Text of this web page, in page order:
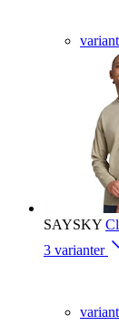
SAYSKY
3 varianter